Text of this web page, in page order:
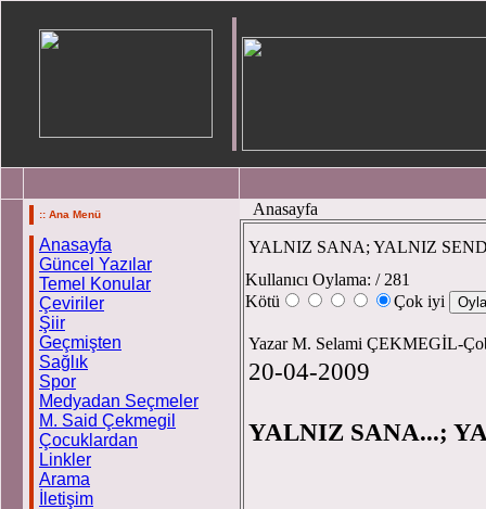
:: Ana Menü
Anasayfa
Güncel Yazılar
Temel Konular
Çeviriler
Şiir
Geçmişten
Sağlık
Spor
Medyadan Seçmeler
M. Said Çekmegil
Çocuklardan
Linkler
Arama
İletişim
Anasayfa
YALNIZ SANA; YALNIZ
Kullanıcı Oylama: / 281
Kötü
Çok iyi
Yazar M. Selami ÇEKMEGİL-
20-04-2009
YALNIZ SANA...;